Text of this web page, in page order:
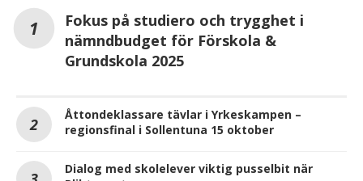
Fokus på studiero och trygghet i
nämndbudget för Förskola &
Grundskola 2025
Åttondeklassare tävlar i Yrkeskampen –
regionsfinal i Sollentuna 15 oktober
Dialog med skolelever viktig pusselbit när